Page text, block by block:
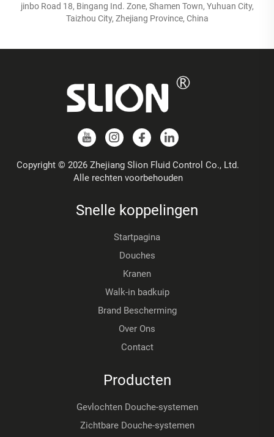
jinbo Road 18, Bingang Ind. Zone, Shamen Town, Yuhuan City,
Taizhou City, Zhejiang Province, China
Copyright © 2026 Zhejiang Slion Fluid Control Co., Ltd.
Alle rechten voorbehouden
Snelle koppelingen
Startpagina
Douches
Kranen
Walk-in badkuip
Brand Bescherming
Over Ons
Contact
Producten
Gevlochten Douche-systemen
Zichtbare Douche-systemen